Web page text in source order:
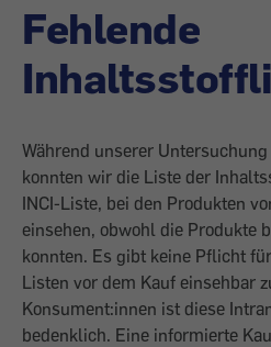
Fehlende
Während unserer
konnten wir die Liste der
INCI-Liste, bei den Produkten
einsehen, obwohl die Produkte
konnten. Es gibt keine Pflicht
Listen vor dem Kauf einsehbar
Konsument:innen ist diese
bedenklich. Eine informierte